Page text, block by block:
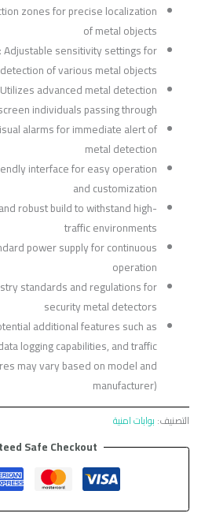
zones for precise localization
of metal objects
Adjustable sensitivity settings for
of various metal objects
Utilizes advanced metal detection
individuals passing through
alarms for immediate alert of
metal detection
interface for easy operation
and customization
robust build to withstand high-
traffic environments
power supply for continuous
operation
standards and regulations for
security metal detectors
additional features such as
logging capabilities, and traffic
may vary based on model and
manufacturer)
التصنيف: بوابات امنية
Safe Checkout